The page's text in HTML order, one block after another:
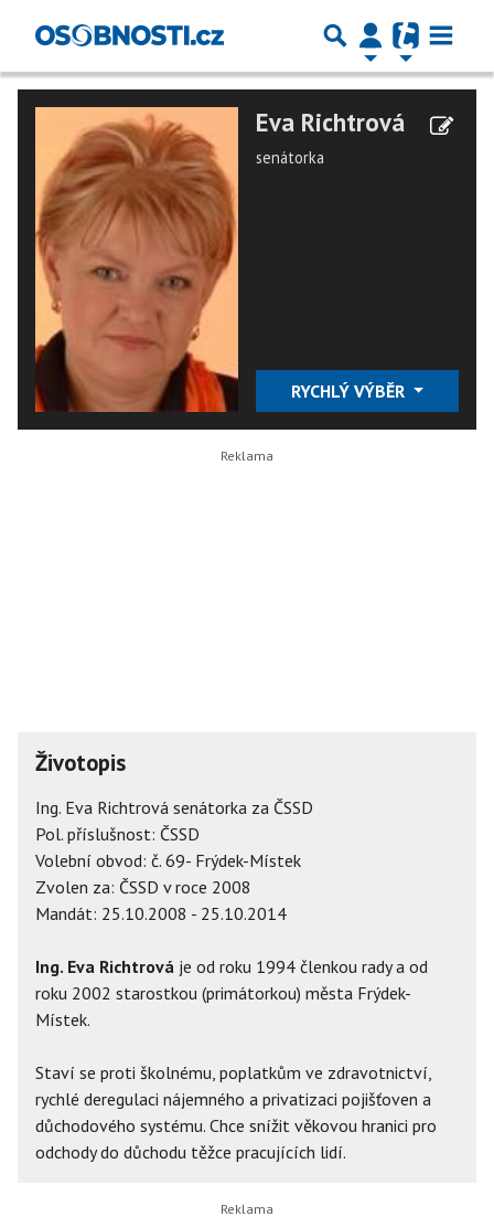
Eva Richtrová
senátorka
RYCHLÝ VÝBĚR
Životopis
Ing. Eva Richtrová senátorka za ČSSD
Pol. příslušnost: ČSSD
Volební obvod: č. 69- Frýdek-Místek
Zvolen za: ČSSD v roce 2008
Mandát: 25.10.2008 - 25.10.2014
Ing. Eva Richtrová je od roku 1994 členkou rady a od
roku 2002 starostkou (primátorkou) města Frýdek-
Místek.
Staví se proti školnému, poplatkům ve zdravotnictví,
rychlé deregulaci nájemného a privatizaci pojišťoven a
důchodového systému. Chce snížit věkovou hranici pro
odchody do důchodu těžce pracujících lidí.